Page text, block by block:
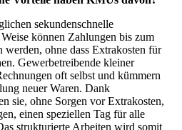
sekundenschnelle
können Zahlungen bis zum
werden, ohne dass Extrakosten für
Gewerbetreibende kleiner
oft selbst und kümmern
neuer Waren. Dank
sie, ohne Sorgen vor Extrakosten,
einen speziellen Tag für alle
strukturierte Arbeiten wird somit